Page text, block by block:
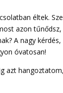
éltek.
azon
A nagy
óvatosan!
azt